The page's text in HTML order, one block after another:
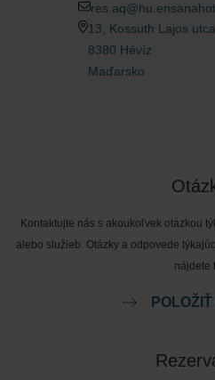
13, Kossuth Lajos utca
8380 Hévíz
Maďarsko
Kontaktujte nás s akoukoľvek otázkou
alebo služieb. Otázky a odpovede
nájdete